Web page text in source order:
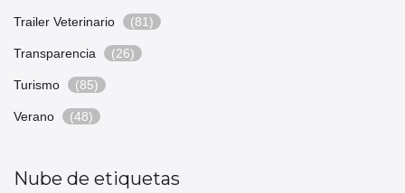
Trailer Veterinario (81)
Transparencia (26)
Turismo (85)
Verano (48)
Nube de etiquetas